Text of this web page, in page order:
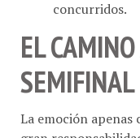
EL
SEMIFINAL
La emoción apenas
gran